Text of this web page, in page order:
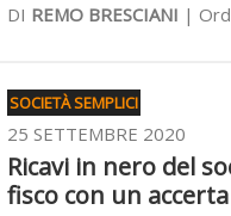
DI REMO BRESCIANI |
SOCIETÀ SEMPLICI
25 SETTEMBRE 2020
Ricavi in nero del
fisco con un